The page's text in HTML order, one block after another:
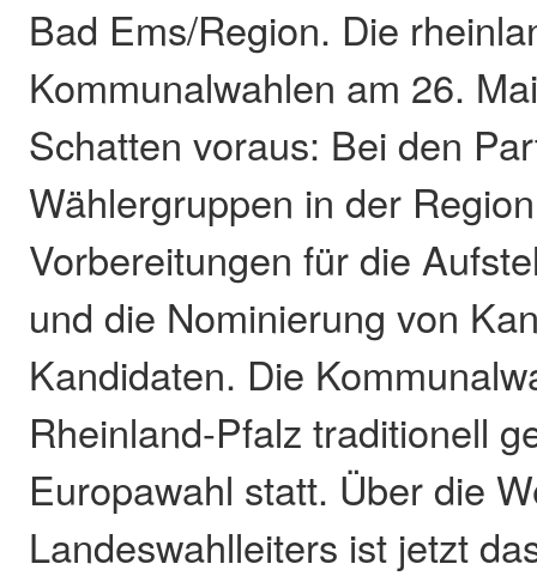
Bad Ems/Region. Die
Kommunalwahlen am 26.
Schatten voraus: Bei den
Wählergruppen in der
Vorbereitungen für die
und die Nominierung von
Kandidaten. Die
Rheinland-Pfalz traditionell
Europawahl statt. Über die
Landeswahlleiters ist jetzt